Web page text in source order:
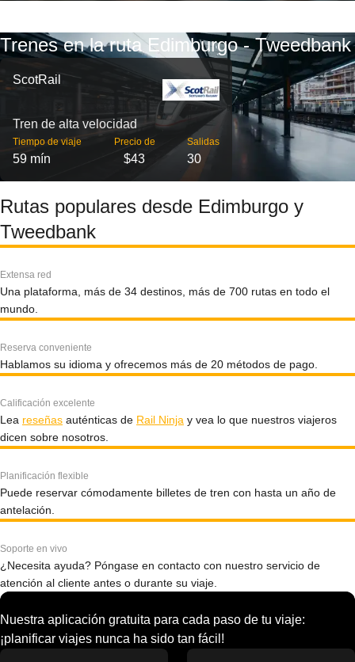
Trenes en la ruta Edimburgo - Tweedbank
ScotRail
Tren de alta velocidad
Tiempo de viaje
59 mín
Precio de
$43
Salidas
30
Rutas populares desde Edimburgo y
Tweedbank
Extensa red
Una plataforma, más de 34 destinos, más de 700 rutas en todo el
mundo.
Reserva conveniente
Hablamos su idioma y ofrecemos más de 20 métodos de pago.
Calificación excelente
Lea reseñas auténticas de Rail Ninja y vea lo que nuestros viajeros
dicen sobre nosotros.
Planificación flexible
Puede reservar cómodamente billetes de tren con hasta un año de
antelación.
Soporte en vivo
¿Necesita ayuda? Póngase en contacto con nuestro servicio de
atención al cliente antes o durante su viaje.
Nuestra aplicación gratuita para cada paso de tu viaje:
¡planificar viajes nunca ha sido tan fácil!